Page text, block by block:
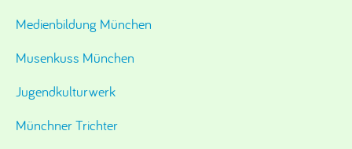
Medienbildung München
Musenkuss München
Jugendkulturwerk
Münchner Trichter